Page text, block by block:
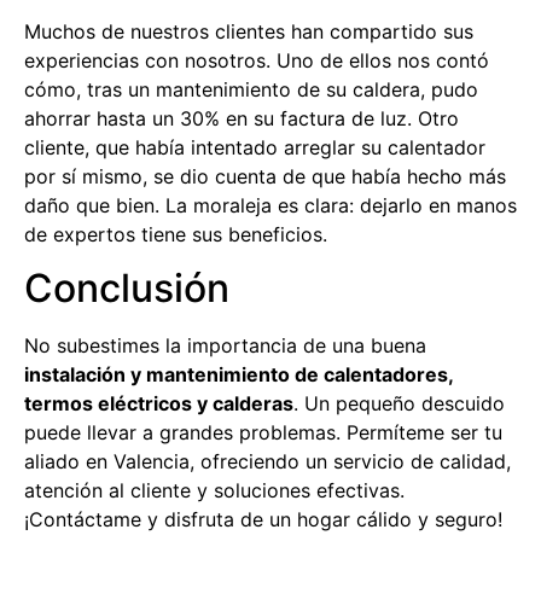
Muchos de nuestros clientes han compartido sus
experiencias con nosotros. Uno de ellos nos contó
cómo, tras un mantenimiento de su caldera, pudo
ahorrar hasta un 30% en su factura de luz. Otro
cliente, que había intentado arreglar su calentador
por sí mismo, se dio cuenta de que había hecho más
daño que bien. La moraleja es clara: dejarlo en manos
de expertos tiene sus beneficios.
Conclusión
No subestimes la importancia de una buena
instalación y mantenimiento de calentadores,
termos eléctricos y calderas. Un pequeño descuido
puede llevar a grandes problemas. Permíteme ser tu
aliado en Valencia, ofreciendo un servicio de calidad,
atención al cliente y soluciones efectivas.
¡Contáctame y disfruta de un hogar cálido y seguro!